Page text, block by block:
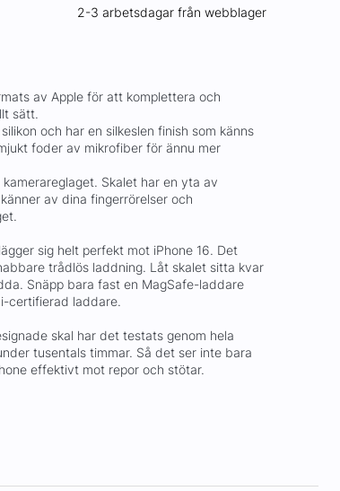
2-3 arbetsdagar från webblager
av Apple för att komplettera och
sätt.
och har en silkeslen finish som känns
foder av mikrofiber för ännu mer
Skalet har en yta av
av dina fingerrörelser och
sig helt perfekt mot iPhone 16. Det
trådlös laddning. Låt skalet sitta kvar
Snäpp bara fast en MagSafe-laddare
certifierad laddare.
skal har det testats genom hela
tusentals timmar. Så det ser inte bara
effektivt mot repor och stötar.